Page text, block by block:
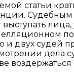
статьи
и двух судей
дела